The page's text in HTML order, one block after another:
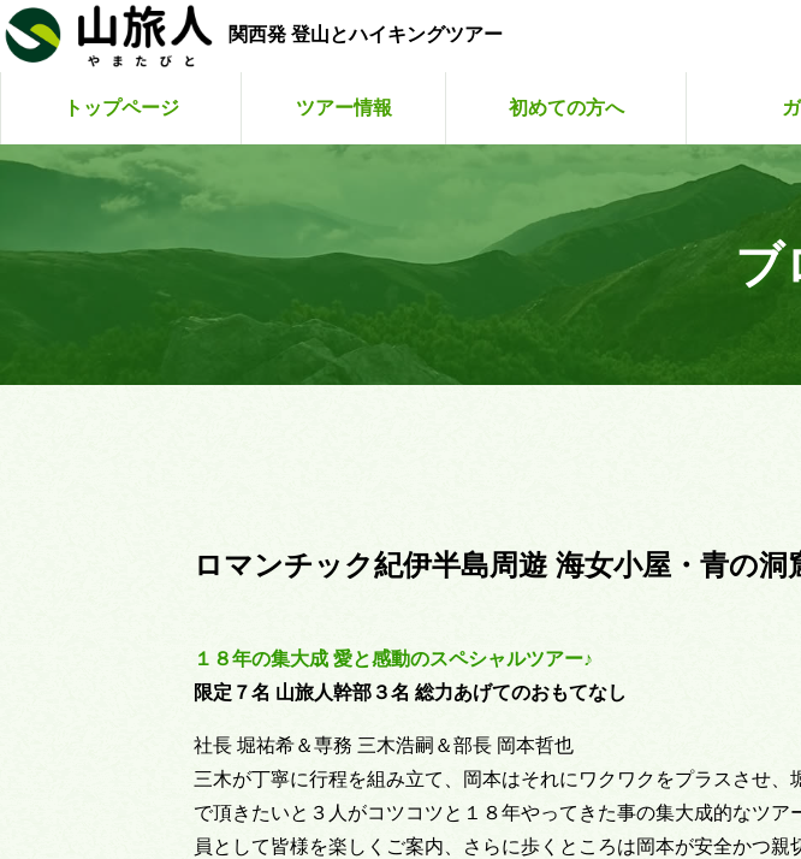
関西発 登山とハイキングツアー
トップページ ツアー情報 初めての方へ
ブ
ロマンチック紀伊半島周遊 海女小屋・青の洞
１８年の集大成 愛と感動のスペシャルツアー♪
限定７名 山旅人幹部３名 総力あげてのおもてなし
社長 堀祐希＆専務 三木浩嗣＆部長 岡本哲也
三木が丁寧に行程を組み立て、岡本はそれにワクワクをプラスさせ
で頂きたいと３人がコツコツと１８年やってきた事の集大成的なツ
員として皆様を楽しくご案内、さらに歩くところは岡本が安全かつ